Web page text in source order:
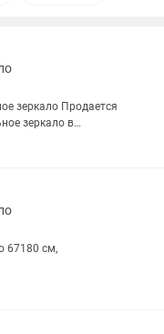
Продается
зеркало в
Подойдет для
прихожей,
✔️ Устойчивая...
67180 см,